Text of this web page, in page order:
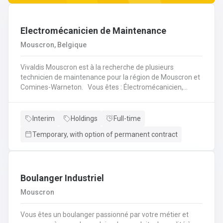
Electromécanicien de Maintenance
Mouscron, Belgique
Vivaldis Mouscron est à la recherche de plusieurs
technicien de maintenance pour la région de Mouscron et
Comines-Warneton. Vous êtes : Électromécanicien,
dynamique et avec un package d'avantages à la clé, nous
des kilomètres, nous vous offrons la possibilité de
profil ci-dessous :
Interim Holdings
Full-time
Temporary, with option of permanent contract
Boulanger Industriel
Mouscron
Vous êtes un boulanger passionné par votre métier et